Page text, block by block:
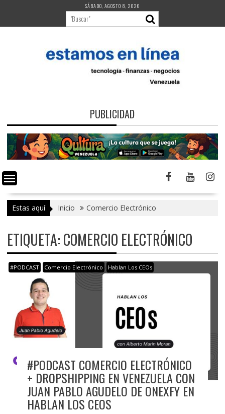
contenido
SÁBADO, AGOSTO 8, 2026
PUBLICIDAD
Estas aquí Inicio Comercio Electrónico
ETIQUETA:COMERCIO ELECTRÓNICO
#PODCAST Comercio Electrónico Hablan Los CEOs
#PODCAST COMERCIO ELECTRÓNICO
+ DROPSHIPPING EN VENEZUELA CON
JUAN PABLO AGUDELO DE ONEXFY EN
HABLAN LOS CEOS